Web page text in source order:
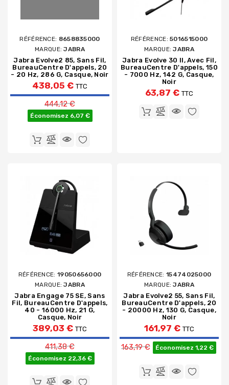
RÉFÉRENCE: 8658835000
MARQUE:JABRA
Jabra Evolve2 85, Sans Fil,
BureauCentre D'appels, 20
- 20 Hz, 286 G, Casque, Noir
438,05 € TTC
Prix de base
444,12 €
Économisez 6,07 €
RÉFÉRENCE:5016515000
MARQUE:JABRA
Jabra Evolve 30 II, Avec Fil,
BureauCentre D'appels, 150
- 7000 Hz, 142 G, Casque,
Noir
63,87 € TTC
RÉFÉRENCE: 19050656000
MARQUE:JABRA
Jabra Engage 75 SE, Sans
Fil, BureauCentre D'appels,
40 - 16000 Hz, 21 G,
Casque, Noir
389,03 € TTC
Prix de base
411,38 €
Économisez 22,36 €
RÉFÉRENCE: 15474025000
MARQUE:JABRA
Jabra Evolve2 55, Sans Fil,
BureauCentre D'appels, 20
- 20000 Hz, 130 G, Casque,
Noir
161,97 € TTC
Prix de base
163,19 € Économisez 1,22 €